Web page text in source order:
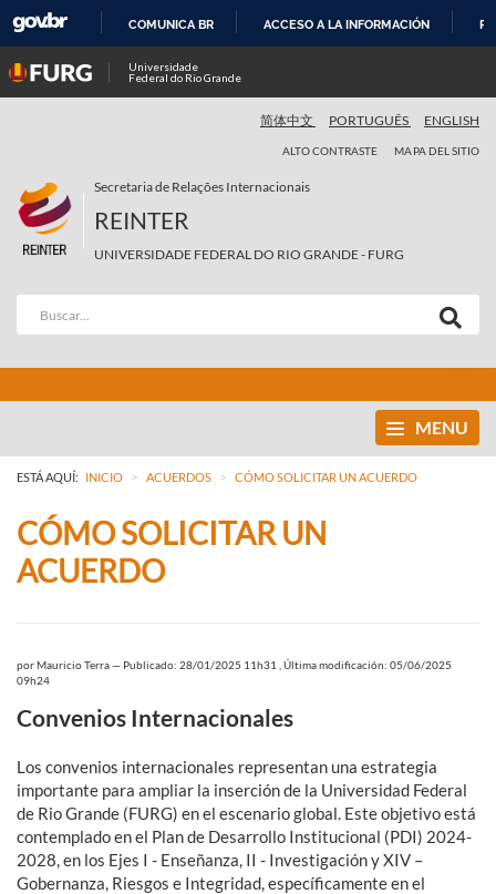
COMUNICA BR ACCESO A LA INFORMACIÓN
Universidade
Federal do Rio Grande
简体中文 PORTUGUÊS ENGLISH
ALTO CONTRASTE MAPA DEL SITIO
Secretaria de Relações Internacionais
REINTER
UNIVERSIDADE FEDERAL DO RIO GRANDE - FURG
MENU
ESTÁ AQUÍ: INICIO > ACUERDOS > CÓMO SOLICITAR UN ACUERDO
CÓMO SOLICITAR UN
ACUERDO
porMauricio Terra— Publicado: 28/01/2025 11h31
Última modificación: 05/06/2025
09h24
Convenios Internacionales
Los convenios internacionales representan una estrategia
importante para ampliar la inserción de la Universidad Federal
de Rio Grande (FURG) en el escenario global. Este objetivo está
contemplado en el Plan de Desarrollo Institucional (PDI) 2024-
2028, en los Ejes I - Enseñanza, II - Investigación y XIV –
Gobernanza, Riesgos e Integridad, específicamente en el